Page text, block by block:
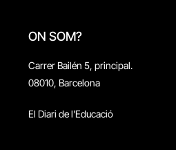
ON SOM?
Carrer Bailén 5, principal.
08010, Barcelona
El Diari de l'Educació